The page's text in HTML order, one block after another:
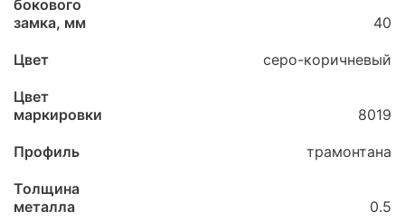
бокового
замка, мм
40
Цвет серо-коричневый
Цвет
маркировки
8019
Профиль трамонтана
Толщина
металла
0.5